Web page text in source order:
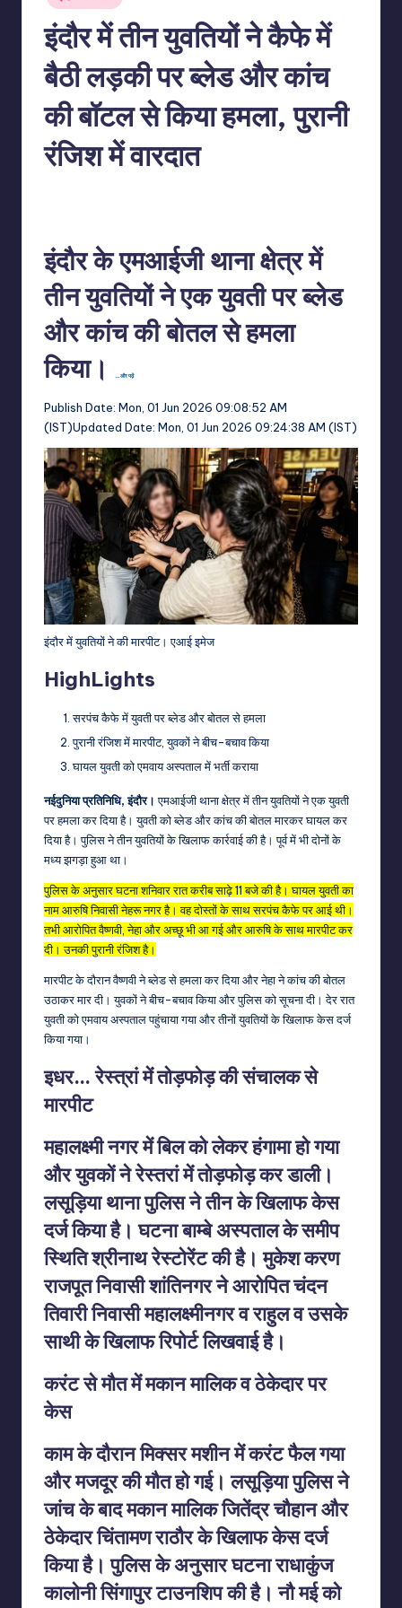
in
इंदौर में तीन युवतियों ने कैफे में
बैठी लड़की पर ब्लेड और कांच
की बॉटल से किया हमला, पुरानी
रंजिश में वारदात
इंदौर के एमआईजी थाना क्षेत्र में
तीन युवतियों ने एक युवती पर ब्लेड
और कांच की बोतल से हमला
किया।
…और पढ़ें
Publish Date: Mon, 01 Jun 2026 09:08:52 AM
(IST)Updated Date: Mon, 01 Jun 2026 09:24:38 AM (IST)
इंदौर में युवतियों ने की मारपीट। एआई इमेज
HighLights
सरपंच कैफे में युवती पर ब्लेड और बोतल से हमला
पुरानी रंजिश में मारपीट, युवकों ने बीच-बचाव किया
घायल युवती को एमवाय अस्पताल में भर्ती कराया
नईदुनिया प्रतिनिधि, इंदौर। एमआईजी थाना क्षेत्र में तीन युवतियों ने एक युवती
पर हमला कर दिया है। युवती को ब्लेड और कांच की बोतल मारकर घायल कर
दिया है। पुलिस ने तीन युवतियों के खिलाफ कार्रवाई की है। पूर्व में भी दोनों के
मध्य झगड़ा हुआ था।
पुलिस के अनुसार घटना शनिवार रात करीब साढ़े 11 बजे की है। घायल युवती का
नाम आरुषि निवासी नेहरू नगर है। वह दोस्तों के साथ सरपंच कैफे पर आई थी।
तभी आरोपित वैष्णवी, नेहा और अच्छू भी आ गई और आरुषि के साथ मारपीट कर
दी। उनकी पुरानी रंजिश है।
मारपीट के दौरान वैष्णवी ने ब्लेड से हमला कर दिया और नेहा ने कांच की बोतल
उठाकर मार दी। युवकों ने बीच-बचाव किया और पुलिस को सूचना दी। देर रात
युवती को एमवाय अस्पताल पहुंचाया गया और तीनों युवतियों के खिलाफ केस दर्ज
किया गया।
इधर… रेस्त्रां में तोड़फोड़ की संचालक से
मारपीट
महालक्ष्मी नगर में बिल को लेकर हंगामा हो गया
और युवकों ने रेस्तरां में तोड़फोड़ कर डाली।
लसूड़िया थाना पुलिस ने तीन के खिलाफ केस
दर्ज किया है। घटना बाम्बे अस्पताल के समीप
स्थिति श्रीनाथ रेस्टोरेंट की है। मुकेश करण
राजपूत निवासी शांतिनगर ने आरोपित चंदन
तिवारी निवासी महालक्ष्मीनगर व राहुल व उसके
साथी के खिलाफ रिपोर्ट लिखवाई है।
करंट से मौत में मकान मालिक व ठेकेदार पर
केस
काम के दौरान मिक्सर मशीन में करंट फैल गया
और मजदूर की मौत हो गई। लसूड़िया पुलिस ने
जांच के बाद मकान मालिक जितेंद्र चौहान और
ठेकेदार चिंतामण राठौर के खिलाफ केस दर्ज
किया है। पुलिस के अनुसार घटना राधाकुंज
कालोनी सिंगापुर टाउनशिप की है। नौ मई को